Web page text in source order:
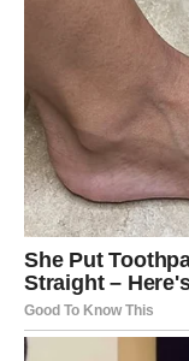
Ostavite da
ga procijedite.
raspršivačem.
insekata.
aplikacije jamčit
Zbogom mravima
Izvrsna metoda za
je vrlo učinkovit.
vremenom samo
navigaciju je